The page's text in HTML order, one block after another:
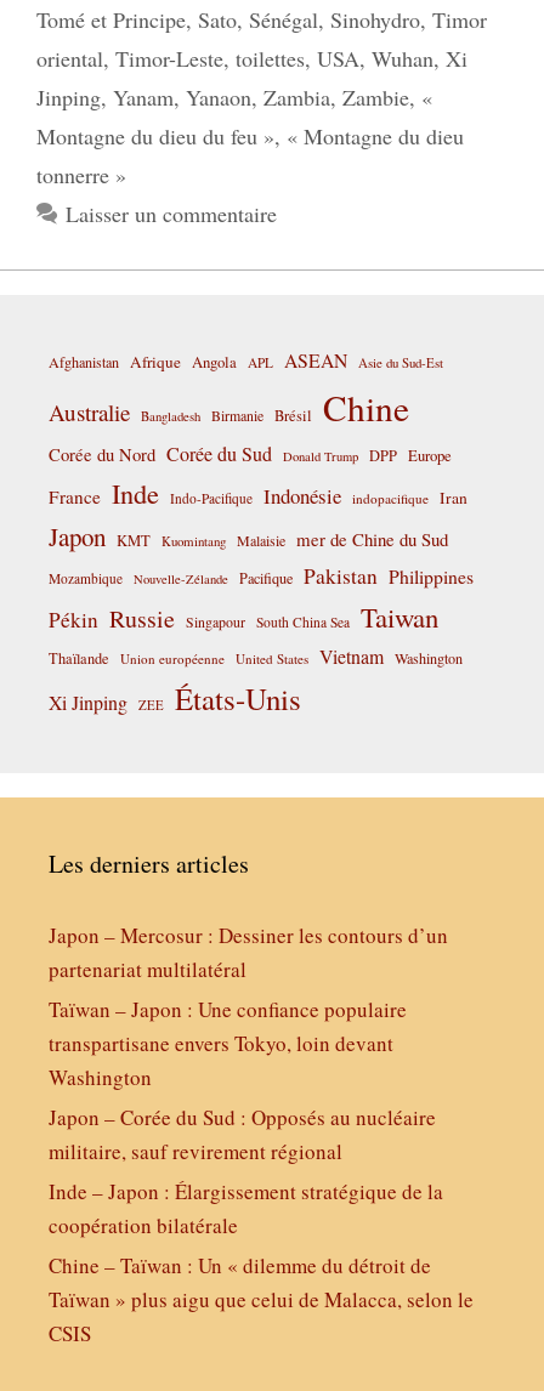
Tomé et Principe, Sato, Sénégal, Sinohydro, Timor
oriental, Timor-Leste, toilettes, USA, Wuhan, Xi
Jinping, Yanam, Yanaon, Zambia, Zambie, «
Montagne du dieu du feu », « Montagne du dieu
tonnerre »
Laisser un commentaire
Afghanistan Afrique Angola APL ASEAN Asie du Sud-Est
Australie Bangladesh Birmanie Brésil Chine
Corée du Nord Corée du Sud Donald Trump DPP Europe
France Inde Indo-Pacifique Indonésie indopacifique Iran
Japon KMT Kuomintang Malaisie mer de Chine du Sud
Mozambique Nouvelle-Zélande Pacifique Pakistan Philippines
Pékin Russie Singapour South China Sea Taiwan
Thaïlande Union européenne United States Vietnam Washington
Xi Jinping ZEE États-Unis
Les derniers articles
Japon – Mercosur : Dessiner les contours d’un
partenariat multilatéral
Taïwan – Japon : Une confiance populaire
transpartisane envers Tokyo, loin devant
Washington
Japon – Corée du Sud : Opposés au nucléaire
militaire, sauf revirement régional
Inde – Japon : Élargissement stratégique de la
coopération bilatérale
Chine – Taïwan : Un « dilemme du détroit de
Taïwan » plus aigu que celui de Malacca, selon le
CSIS